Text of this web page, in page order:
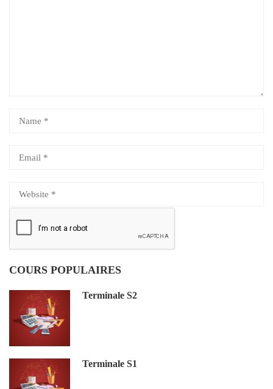
COURS POPULAIRES
Terminale S2
Terminale S1